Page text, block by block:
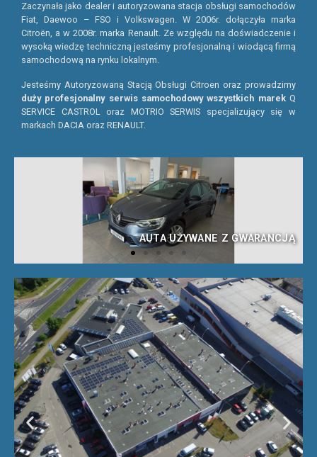
Zaczynała jako dealer i autoryzowana stacja obsługi samochodów
Fiat, Daewoo – FSO i Volkswagen. W 2006r. dołączyła marka
Citroën, a w 2008r. marka Renault. Ze względu na doświadczenie i
wysoką wiedzę techniczną jesteśmy profesjonalną i wiodącą firmą
samochodową na rynku lokalnym.
Jesteśmy Autoryzowaną Stacją Obsługi Citroen oraz prowadzimy
duży profesjonalny serwis samochodowy wszystkich marekQ
SERVICE CASTROL oraz MOTRIO SERWIS specjalizujący się w
markach DACIA oraz RENAULT.